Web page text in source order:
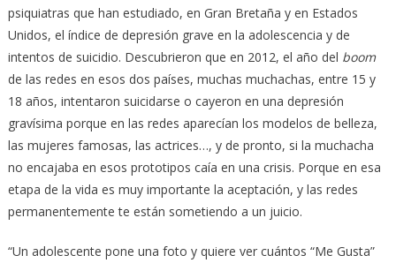
psiquiatras que han estudiado, en Gran Bretaña y en Estados
Unidos, el índice de depresión grave en la adolescencia y de
intentos de suicidio. Descubrieron que en 2012, el año del boom
de las redes en esos dos países, muchas muchachas, entre 15 y
18 años, intentaron suicidarse o cayeron en una depresión
gravísima porque en las redes aparecían los modelos de belleza,
las mujeres famosas, las actrices…, y de pronto, si la muchacha
no encajaba en esos prototipos caía en una crisis. Porque en esa
etapa de la vida es muy importante la aceptación, y las redes
permanentemente te están sometiendo a un juicio.
“Un adolescente pone una foto y quiere ver cuántos “Me Gusta”